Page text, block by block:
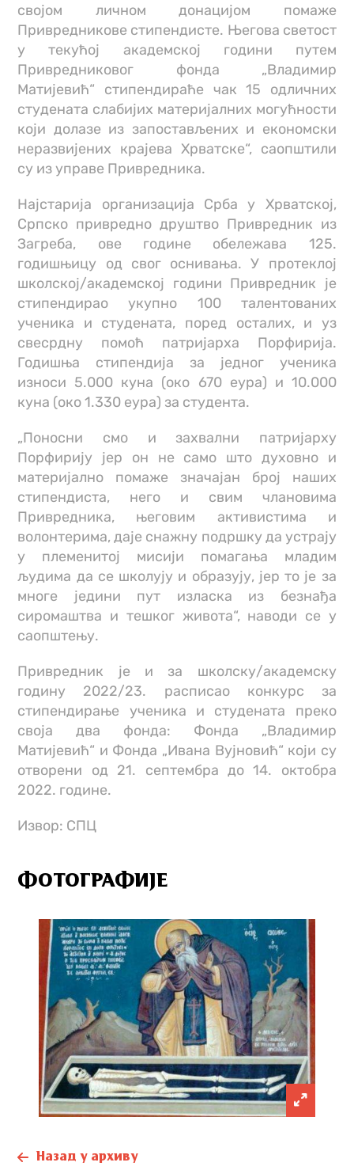
својом личном донацијом помаже
Привредникове стипендисте. Његова светост
у текућој академској години путем
Привредниковог фонда „Владимир
Матијевић“ стипендираће чак 15 одличних
студената слабијих материјалних могућности
који долазе из запостављених и економски
неразвијених крајева Хрватске“, саопштили
су из управе Привредника.
Најстарија организација Срба у Хрватској,
Српско привредно друштво Привредник из
Загреба, ове године обележава 125.
годишњицу од свог оснивања. У протеклој
школској/академској години Привредник је
стипендирао укупно 100 талентованих
ученика и студената, поред осталих, и уз
свесрдну помоћ патријарха Порфирија.
Годишња стипендија за једног ученика
износи 5.000 куна (око 670 еура) и 10.000
куна (око 1.330 еура) за студента.
„Поносни смо и захвални патријарху
Порфирију јер он не само што духовно и
материјално помаже значајан број наших
стипендиста, него и свим члановима
Привредника, његовим активистима и
волонтерима, даје снажну подршку да устрају
у племенитој мисији помагања младим
људима да се школују и образују, јер то је за
многе једини пут изласка из безнађа
сиромаштва и тешког живота“, наводи се у
саопштењу.
Привредник је и за школску/академску
годину 2022/23. расписао конкурс за
стипендирање ученика и студената преко
своја два фонда: Фонда „Владимир
Матијевић“ и Фонда „Ивана Вујновић“ који су
отворени од 21. септембра до 14. октобра
2022. године.
Извор: СПЦ
ФОТОГРАФИЈЕ
Назад у архиву